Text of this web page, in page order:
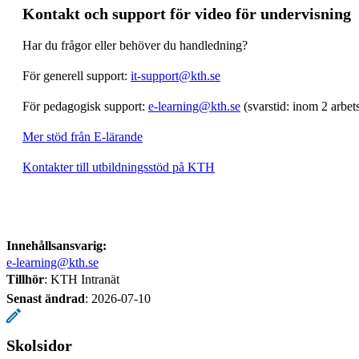
Kontakt och support för video för undervisning
Har du frågor eller behöver du handledning?
För generell support: it-support@kth.se
För pedagogisk support: e-learning@kth.se (svarstid: inom 2
Mer stöd från E-lärande
Kontakter till utbildningsstöd på KTH
Innehållsansvarig:
e-learning@kth.se
Tillhör: KTH Intranät
Senast ändrad: 2026-07-10
Skolsidor